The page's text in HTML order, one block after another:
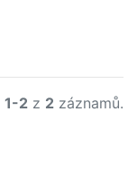
1-2 z 2 záznamů.